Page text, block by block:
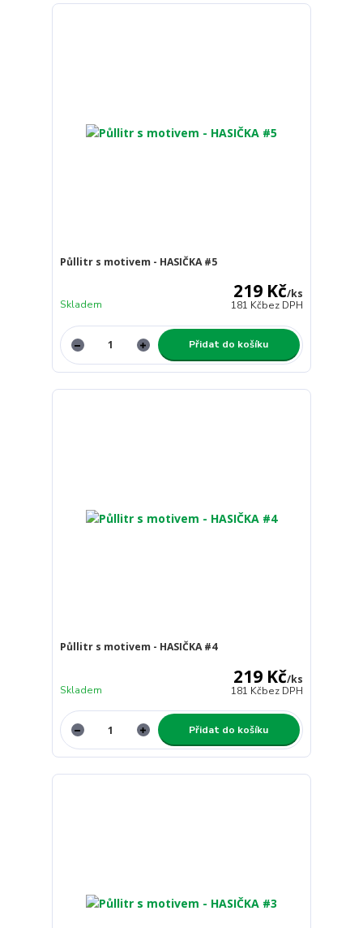
Půllitr s motivem - HASIČKA #5
219 Kč/ks
181 Kčbez DPH
Skladem
Přidat do košíku
Půllitr s motivem - HASIČKA #4
219 Kč/ks
181 Kčbez DPH
Skladem
Přidat do košíku